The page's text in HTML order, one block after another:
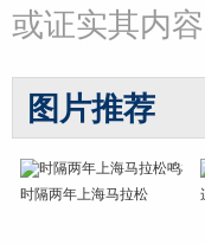
或证实其内
图片推荐
时隔两年上海马拉松